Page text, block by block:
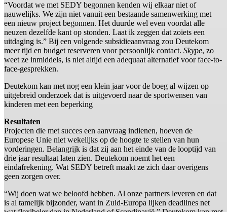
“Voordat we met SEDY begonnen kenden wij elkaar niet of
nauwelijks. We zijn niet vanuit een bestaande samenwerking met
een nieuw project begonnen. Het duurde wel even voordat alle
neuzen dezelfde kant op stonden. Laat ik zeggen dat zoiets een
uitdaging is.” Bij een volgende subsidieaanvraag zou Deutekom
meer tijd en budget reserveren voor persoonlijk contact. Skype, zo
weet ze inmiddels, is niet altijd een adequaat alternatief voor face-to-
face-gesprekken.
Deutekom kan met nog een klein jaar voor de boeg al wijzen op
uitgebreid onderzoek dat is uitgevoerd naar de sportwensen van
kinderen met een beperking
Resultaten
Projecten die met succes een aanvraag indienen, hoeven de
Europese Unie niet wekelijks op de hoogte te stellen van hun
vorderingen. Belangrijk is dat zij aan het einde van de looptijd van
drie jaar resultaat laten zien. Deutekom noemt het een
eindafrekening. Wat SEDY betreft maakt ze zich daar overigens
geen zorgen over.
“Wij doen wat we beloofd hebben. Al onze partners leveren en dat
is al tamelijk bijzonder, want in Zuid-Europa lijken deadlines net